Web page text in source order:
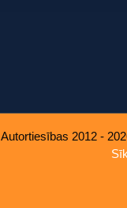
Autortiesības 2012 -